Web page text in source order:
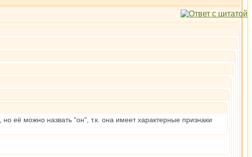
её можно назвать "он", т.к. она имеет характерные признаки